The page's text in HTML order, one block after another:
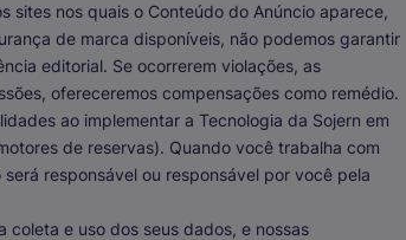
sites nos quais o Conteúdo do Anúncio aparece,
de marca disponíveis, não podemos garantir
editorial. Se ocorrerem violações, as
ofereceremos compensações como remédio.
ao implementar a Tecnologia da Sojern em
de reservas). Quando você trabalha com
responsável ou responsável por você pela
coleta e uso dos seus dados, e nossas